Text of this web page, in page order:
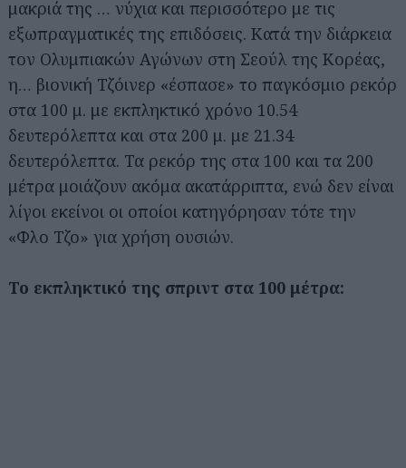
μακριά της … νύχια και περισσότερο με τις
εξωπραγματικές της επιδόσεις. Κατά την διάρκεια
τον Ολυμπιακών Αγώνων στη Σεούλ της Κορέας,
η… βιονική Τζόινερ «έσπασε» το παγκόσμιο ρεκόρ
στα 100 μ. με εκπληκτικό χρόνο 10.54
δευτερόλεπτα και στα 200 μ. με 21.34
δευτερόλεπτα. Τα ρεκόρ της στα 100 και τα 200
μέτρα μοιάζουν ακόμα ακατάρριπτα, ενώ δεν είναι
λίγοι εκείνοι οι οποίοι κατηγόρησαν τότε την
«Φλο Τζο» για χρήση ουσιών.
Το εκπληκτικό της σπριντ στα 100 μέτρα: